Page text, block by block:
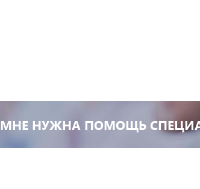
МНЕ НУЖНА ПОМОЩЬ